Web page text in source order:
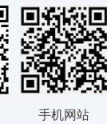
手机网站